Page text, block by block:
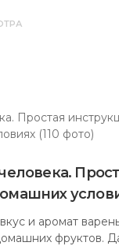
и аромат
фруктов.